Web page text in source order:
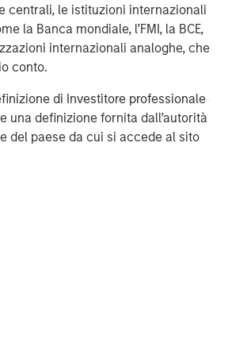
centrali, le istituzioni internazionali
la Banca mondiale, l’FMI, la BCE,
internazionali analoghe, che
conto.
di Investitore professionale
una definizione fornita dall’autorità
del paese da cui si accede al sito
MS) is a leading global financial
a wide range of investment
management and investment
With offices in 42 countries, the
clients worldwide including
institutions and individuals.
about Morgan Stanley, please visit